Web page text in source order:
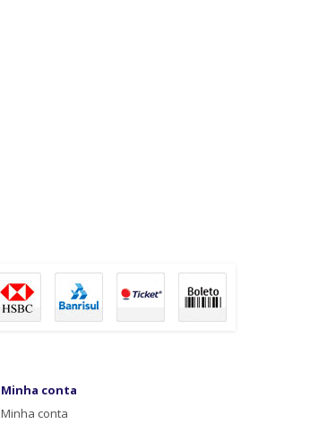
Minha conta
Minha conta